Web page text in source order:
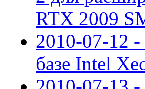
RTX 2009
2010-07-12
базе Intel